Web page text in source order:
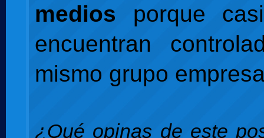
medios porque
encuentran
mismo grupo
¿Qué opinas de este